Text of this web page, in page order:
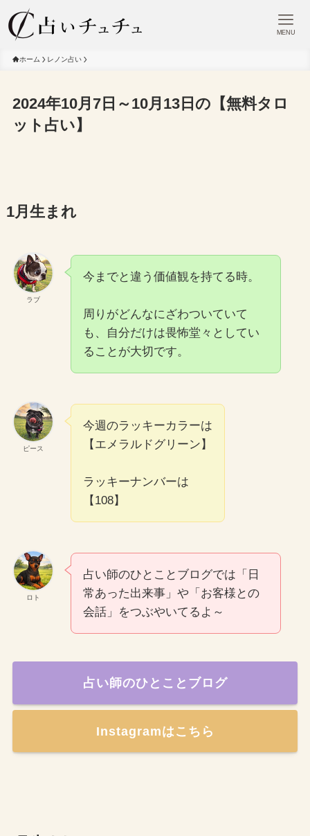
MENU
ホーム レノン占い
2024年10月7日～10月13日の【無料タロ
ット占い】
1月生まれ
ラブ
今までと違う価値観を持てる時。
周りがどんなにざわついていて
も、自分だけは畏怖堂々としてい
ることが大切です。
ピース
今週のラッキーカラーは
【エメラルドグリーン】
ラッキーナンバーは
【108】
ロト
占い師のひとことブログでは「日
常あった出来事」や「お客様との
会話」をつぶやいてるよ～
占い師のひとことブログ
Instagramはこちら